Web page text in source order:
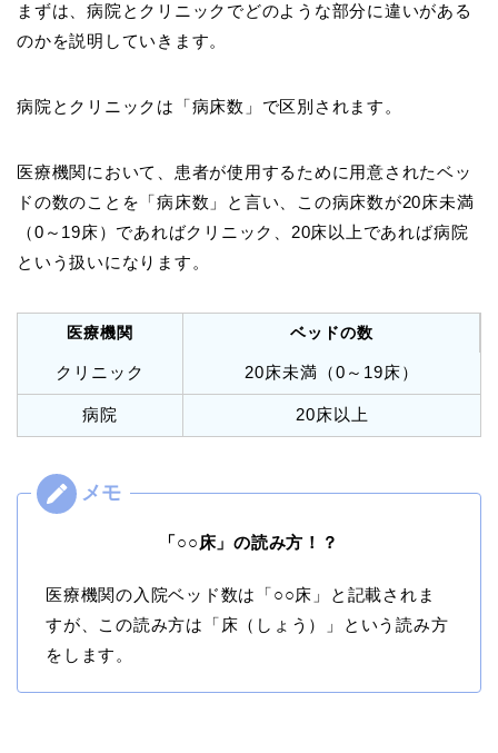
まずは、病院とクリニックでどのような部分に違いがある
のかを説明していきます。
病院とクリニックは「病床数」で区別されます。
医療機関において、患者が使用するために用意されたベッ
ドの数のことを「病床数」と言い、この病床数が20床未満
（0～19床）であればクリニック、20床以上であれば病院
という扱いになります。
医療機関 ベッドの数
クリニック 20床未満（0～19床）
病院 20床以上
「○○床」の読み方！？
医療機関の入院ベッド数は「○○床」と記載されま
すが、この読み方は「床（しょう）」という読み方
をします。